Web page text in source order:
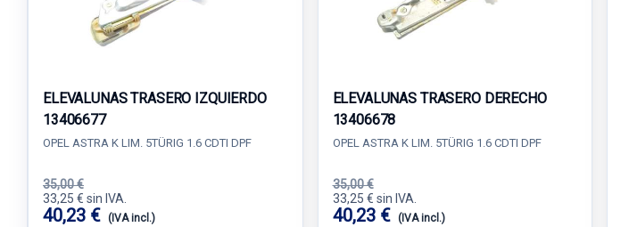
ELEVALUNAS TRASERO IZQUIERDO
13406677
OPEL ASTRA K LIM. 5TÜRIG 1.6 CDTI DPF
35,00 €
33,25 € sin IVA.
40,23 € (IVA incl.)
ELEVALUNAS TRASERO DERECHO
13406678
OPEL ASTRA K LIM. 5TÜRIG 1.6 CDTI DPF
35,00 €
33,25 € sin IVA.
40,23 € (IVA incl.)